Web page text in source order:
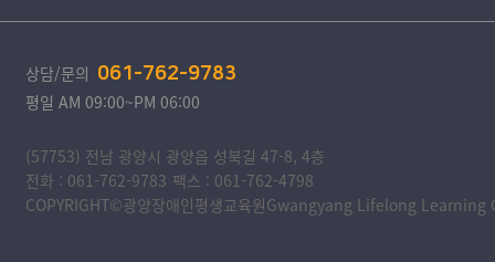
(57753) 전남 광양시 광양읍 성북길 47-8, 4층
전화 : 061-762-9783 팩스 : 061-762-4798
COPYRIGHT©광양장애인평생교육원Gwangyang Lifelong
상담/문의 061-762-9783
평일 AM 09:00~PM 06:00